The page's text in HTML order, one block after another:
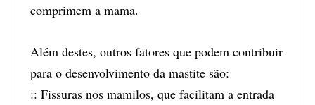
comprimem a mama.
Além destes, outros fatores que podem contribuir
para o desenvolvimento da mastite são:
:: Fissuras nos mamilos, que facilitam a entrada